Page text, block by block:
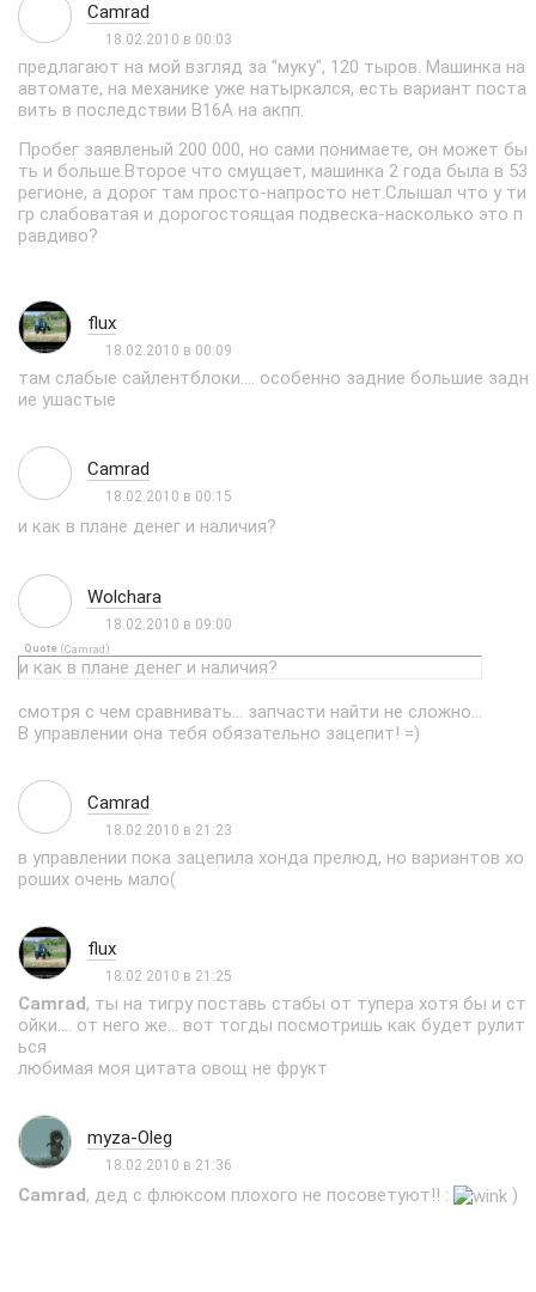
Camrad
18.02.2010 в 00:03
предлагают на мой взгляд за "муку", 120 тыров. Машинка на
автомате, на механике уже натыркался, есть вариант поста
вить в последствии B16A на акпп.
Пробег заявленый 200 000, но сами понимаете, он может бы
ть и больше.Второе что смущает, машинка 2 года была в 53
регионе, а дорог там просто-напросто нет.Слышал что у ти
гр слабоватая и дорогостоящая подвеска-насколько это п
равдиво?
flux
18.02.2010 в 00:09
там слабые сайлентблоки.... особенно задние большие задн
ие ушастые
Camrad
18.02.2010 в 00:15
и как в плане денег и наличия?
Wolchara
18.02.2010 в 09:00
Quote (Camrad)
и как в плане денег и наличия?
смотря с чем сравнивать... запчасти найти не сложно...
В управлении она тебя обязательно зацепит! =)
Camrad
18.02.2010 в 21:23
в управлении пока зацепила хонда прелюд, но вариантов хо
роших очень мало(
flux
18.02.2010 в 21:25
Camrad, ты на тигру поставь стабы от тупера хотя бы и ст
ойки.... от него же... вот тогды посмотришь как будет рулит
ься
любимая моя цитата овощ не фрукт
myza-Oleg
18.02.2010 в 21:36
Camrad, дед с флюксом плохого не посоветуют!! : )